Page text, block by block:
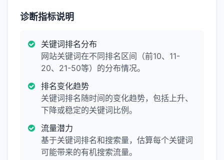
诊断指标说明
关键词排名分布
网站关键词在不同排名区间（前10、11-
20、21-50等）的分布情况。
排名变化趋势
关键词排名随时间的变化趋势，包括上升、
下降或稳定的关键词比例。
流量潜力
基于关键词排名和搜索量，估算每个关键词
可能带来的有机搜索流量。